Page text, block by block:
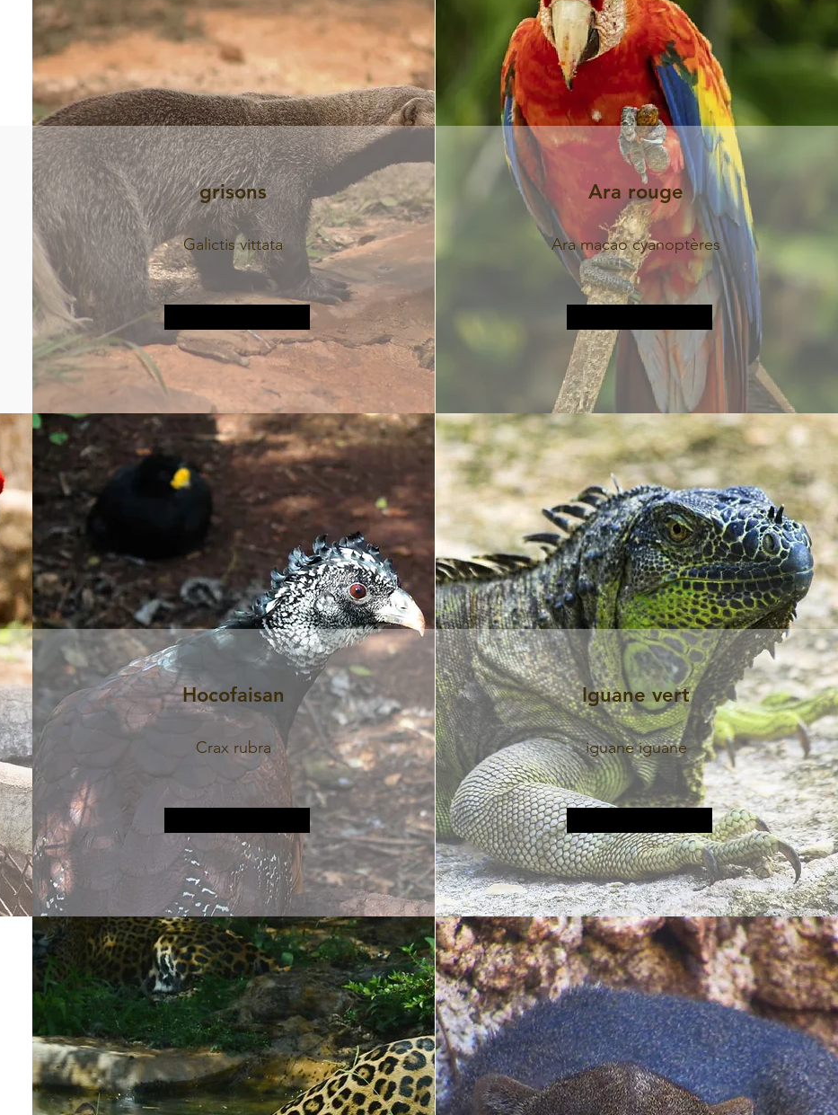
grisons
Galictis vittata
Plus d&#39;informations
Ara rouge
Ara macao cyanoptères
Hocofaisan
Crax rubra
Iguane vert
iguane iguane
Plus d&#39;informations